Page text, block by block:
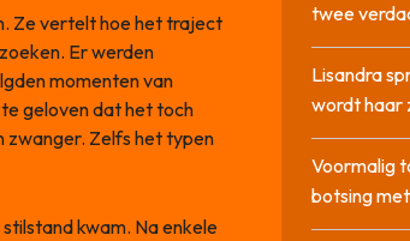
Ze vertelt hoe het traject
Er werden
momenten van
geloven dat het toch
zwanger. Zelfs het typen
kwam. Na enkele
twee
Lisandra
wordt haar
Voormalig
botsing